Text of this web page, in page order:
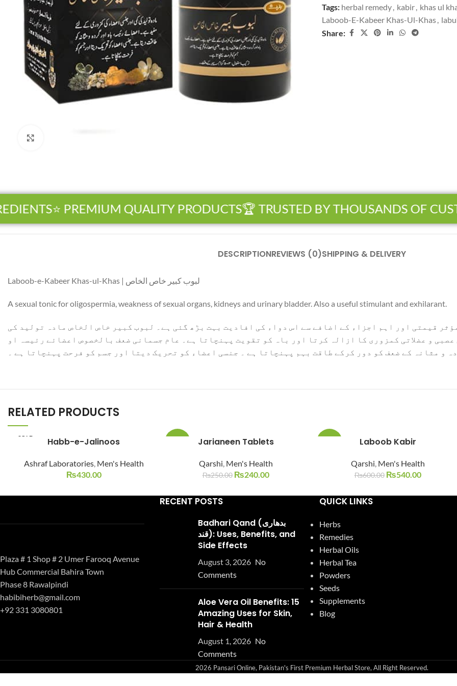
Tags: herbal remedy, kabir, khas ul
Laboob-E-Kabeer Khas-Ul-Khas,
Share:
⭐ PREMIUM QUALITY PRODUCTS🏆 TRUSTED BY THOUSANDS OF
DESCRIPTIONREVIEWS (0)SHIPPING & DELIVERY
Laboob-e-Kabeer Khas-ul-Khas | لبوب کبیر خاص الخاص
A sexual tonic for oligospermia, weakness of sexual organs, kidneys and urinary bladder. Also a useful stimulant and exhilarant.
قیمتی اور اہم اجزاء کے اضافے سے اس دواء کی افادیت بہت بڑھ گئی ہے۔ لبوب کبیر خاص الخاص مادہ تولید کی
و عضلاتی کمزوری کا ازالہ کرتا اور باہ کو تقویت پہنچاتا ہے۔ عام جسمانی ضعف بالخصوص اعضائے رئیسہ او
و مثانہ کے ضعف کو دور کرکے طاقت بہم پہنچاتا ہے ۔ جنسی اعضاء کو تحریک دیتا اور جسم کو فرحت پہنچاتا ہے ۔
RELATED PRODUCTS
SOLD
Habb-e-Jalinoos
Ashraf Laboratories, Men's Health
₨430.00
Jarianeen Tablets
Qarshi, Men's Health
₨250.00 ₨240.00
Laboob Kabir
Qarshi, Men's Health
₨600.00 ₨540.00
Plaza # 1 Shop # 2 Umer Farooq Avenue
Hub Commercial Bahira Town
Phase 8 Rawalpindi
habibiherb@gmail.com
+92 331 3080801
RECENT POSTS
Badhari Qand (بدھاری
قند): Uses, Benefits, and
Side Effects
August 3, 2026 No
Comments
Aloe Vera Oil Benefits: 15
Amazing Uses for Skin,
Hair & Health
August 1, 2026 No
Comments
QUICK LINKS
Herbs
Remedies
Herbal Oils
Herbal Tea
Powders
Seeds
Supplements
Blog
2026 Pansari Online, Pakistan's First Premium Herbal Store, All Right Reserved.
Facebook
Instagram
WhatsApp